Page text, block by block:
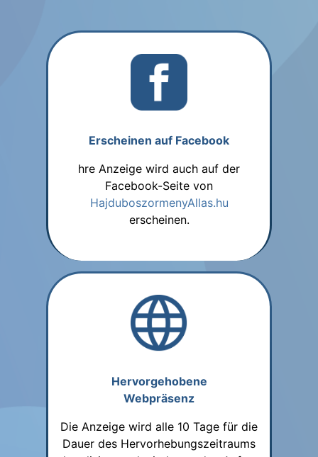
Erscheinen auf Facebook
hre Anzeige wird auch auf der
Facebook-Seite von
HajduboszormenyAllas.hu
erscheinen.
Hervorgehobene
Webpräsenz
Die Anzeige wird alle 10 Tage für die
Dauer des Hervorhebungszeitraums